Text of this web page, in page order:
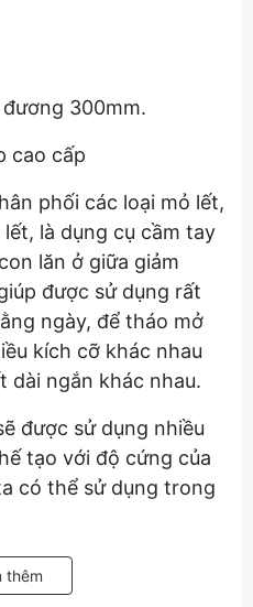
300mm.
cao cấp
phối các loại mỏ lết,
là dụng cụ cầm tay
lăn ở giữa giảm
được sử dụng rất
ngày, để tháo mở
kích cỡ khác nhau
dài ngắn khác nhau.
được sử dụng nhiều
tạo với độ cứng của
có thể sử dụng trong
0-35mm có thể tăng
có thể ngậm
thêm